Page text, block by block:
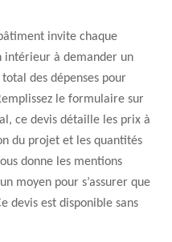
invite chaque
intérieur à demander un
des dépenses pour
le formulaire sur
ce devis détaille les prix à
du projet et les quantités
donne les mentions
moyen pour s’assurer que
devis est disponible sans